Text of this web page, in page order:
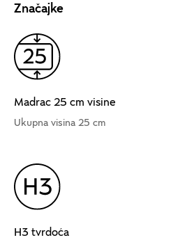
Značajke
Madrac 25 cm visine
Ukupna visina 25 cm
H3 tvrdoća